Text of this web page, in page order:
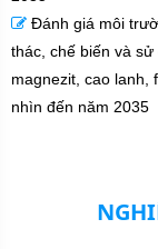
Đánh giá môi
thác, chế biến và
magnezit, cao lanh,
nhìn đến năm 2035